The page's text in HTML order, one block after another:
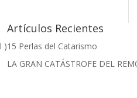
)
Artículos Recientes
15 Perlas del Catarismo
LA GRAN CATÁSTROFE DEL